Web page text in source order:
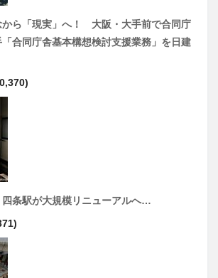
から「現実」へ！ 大阪・大手前で合同庁
合同庁舎基本構想検討支援業務」を日建
条駅が大規模リニューアルへ…